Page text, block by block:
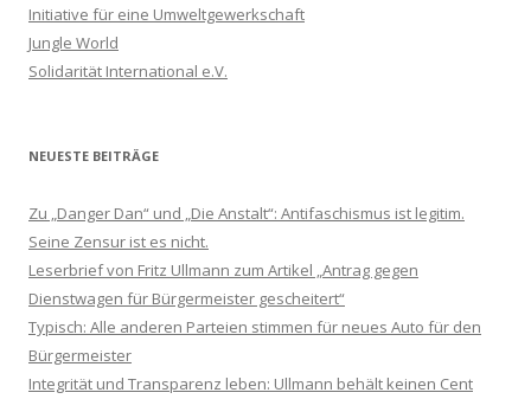
Initiative für eine Umweltgewerkschaft
Jungle World
Solidarität International e.V.
NEUESTE BEITRÄGE
Zu „Danger Dan“ und „Die Anstalt“: Antifaschismus ist legitim.
Seine Zensur ist es nicht.
Leserbrief von Fritz Ullmann zum Artikel „Antrag gegen
Dienstwagen für Bürgermeister gescheitert“
Typisch: Alle anderen Parteien stimmen für neues Auto für den
Bürgermeister
Integrität und Transparenz leben: Ullmann behält keinen Cent